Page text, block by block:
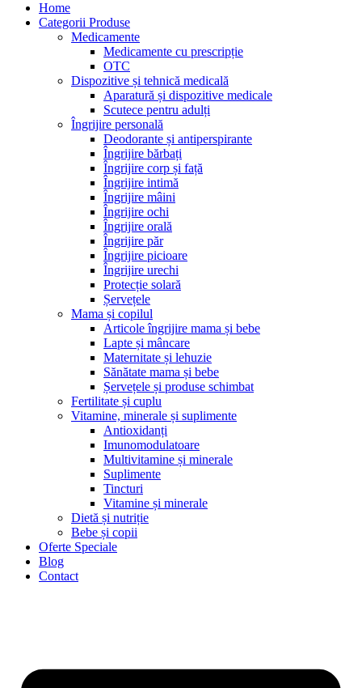
Home
Categorii Produse
Medicamente
Medicamente cu prescripție
OTC
Dispozitive și tehnică medicală
Aparatură și dispozitive medicale
Scutece pentru adulți
Îngrijire personală
Deodorante și antiperspirante
Îngrijire bărbați
Îngrijire corp și față
Îngrijire intimă
Îngrijire mâini
Îngrijire ochi
Îngrijire orală
Îngrijire păr
Îngrijire picioare
Îngrijire urechi
Protecție solară
Șervețele
Mama și copilul
Articole îngrijire mama și bebe
Lapte și mâncare
Maternitate și lehuzie
Sănătate mama și bebe
Șervețele și produse schimbat
Fertilitate și cuplu
Vitamine, minerale și suplimente
Antioxidanți
Imunomodulatoare
Multivitamine și minerale
Suplimente
Tincturi
Vitamine și minerale
Dietă și nutriție
Bebe și copii
Oferte Speciale
Blog
Contact